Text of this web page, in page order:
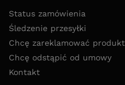
Status zamówienia
Śledzenie przesyłki
Chcę zareklamować produkt
Chcę odstąpić od umowy
Kontakt